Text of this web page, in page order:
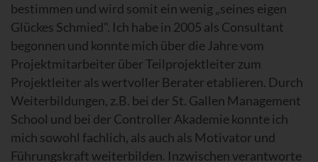
bestimmen und wird somit ein wenig „seines eigen
Glückes Schmied". Ich habe in 2005 als Consultant
begonnen und konnte mich über die Jahre vom
Projektmitarbeiter über Teilprojektleiter zum
Projektleiter als wertvoller Berater etablieren. Durch
Weiterbildungen, z.B. bei der St. Gallen Management
School und bei der Controller Akademie konnte ich
mich sowohl fachlich, als auch als Motivator und
Führungskraft weiterbilden. Inzwischen verantworte